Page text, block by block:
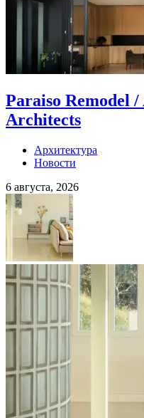
Paraiso Remodel
Architects
Архитектура
Новости
6 августа, 2026